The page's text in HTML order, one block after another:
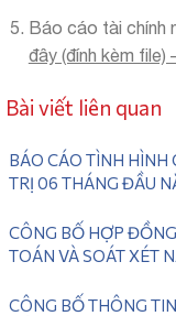
Báo cáo tài chính
đây (đính kèm file)
Bài viết liên quan
BÁO CÁO TÌNH HÌNH
TRỊ 06 THÁNG ĐẦU
CÔNG BỐ HỢP
TOÁN VÀ SOÁT XÉT
CÔNG BỐ THÔNG